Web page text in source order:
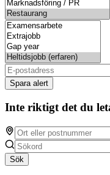
Spara alert
Inte riktigt det du
Sök